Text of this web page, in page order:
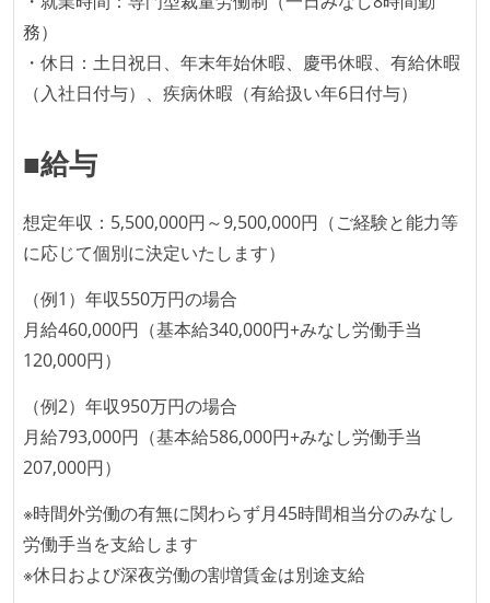
となって行う
全体のスケジュール管理は、途中の成果を随時確認し
で行う
プロダクトの開発言語やフレームワークなど主要な構
成技術は、基本的に最新版より1年以上ビハインドし
ていない
コード品質向上のための取り組み
本番にデプロイされるコードには、全てコードレビュ
ーまたはペアプログラミングを実施している
観をメンバー全員が共有しており、日常的に実施して
いる
何らかのコーディング規約をチーム全体で遵守するよ
うにしている
提出されたコードには自動的にリグレッションテスト
が実行される環境が構築されている
務）
・休日：土日祝日、年末年始休暇、慶弔休暇、有給休暇
（入社日付与）、疾病休暇（有給扱い年6日付与）
■給与
想定年収：5,500,000円～9,500,000円（ご経験と能力等
に応じて個別に決定いたします）
（例1）年収550万円の場合
月給460,000円（基本給340,000円+みなし労働手当
120,000円）
（例2）年収950万円の場合
月給793,000円（基本給586,000円+みなし労働手当
207,000円）
※時間外労働の有無に関わらず月45時間相当分のみなし
労働手当を支給します
※休日および深夜労働の割増賃金は別途支給